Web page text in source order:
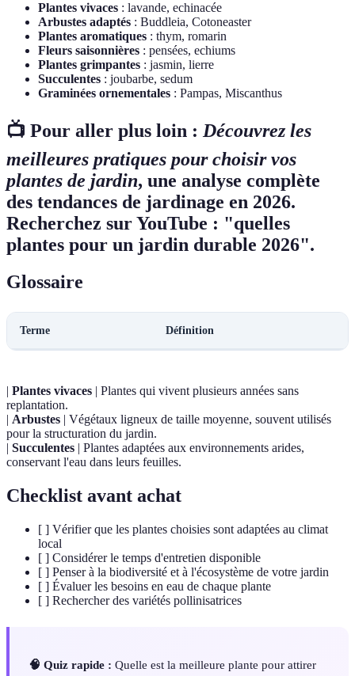
Plantes vivaces : lavande, echinacée
Arbustes adaptés : Buddleia, Cotoneaster
Plantes aromatiques : thym, romarin
Fleurs saisonnières : pensées, echiums
Plantes grimpantes : jasmin, lierre
Succulentes : joubarbe, sedum
Graminées ornementales : Pampas, Miscanthus
📺 Pour aller plus loin : Découvrez les
meilleures pratiques pour choisir vos
plantes de jardin, une analyse complète
des tendances de jardinage en 2026.
Recherchez sur YouTube : "quelles
plantes pour un jardin durable 2026".
Glossaire
Terme Définition
| Plantes vivaces | Plantes qui vivent plusieurs années sans
replantation.
| Arbustes | Végétaux ligneux de taille moyenne, souvent utilisés
pour la structuration du jardin.
| Succulentes | Plantes adaptées aux environnements arides,
conservant l'eau dans leurs feuilles.
Checklist avant achat
[ ] Vérifier que les plantes choisies sont adaptées au climat
local
[ ] Considérer le temps d'entretien disponible
[ ] Penser à la biodiversité et à l'écosystème de votre jardin
[ ] Évaluer les besoins en eau de chaque plante
[ ] Rechercher des variétés pollinisatrices
🧠 Quiz rapide : Quelle est la meilleure plante pour attirer